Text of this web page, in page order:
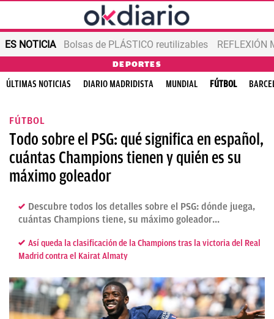
ES NOTICIA Bolsas de PLÁSTICO reutilizables REFLEXIÓN
DEPORTES
ÚLTIMAS NOTICIAS DIARIO MADRIDISTA MUNDIAL FÚTBOL
FÚTBOL
Todo sobre el PSG: qué significa en español,
cuántas Champions tienen y quién es su
máximo goleador
Descubre todos los detalles sobre el PSG: dónde juega,
cuántas Champions tiene, su máximo goleador...
Así queda la clasificación de la Champions tras la victoria del Real
Madrid contra el Kairat Almaty